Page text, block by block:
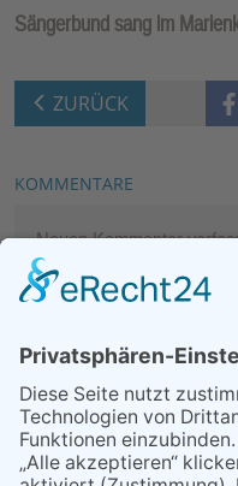
Sängerbund sang im
ZURÜCK
KOMMENTARE
Neuen Kommentar
07.08.2026
07.08.2026